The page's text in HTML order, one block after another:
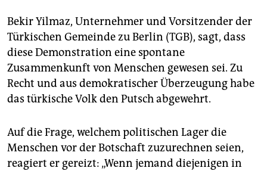
Bekir Yilmaz, Unternehmer und Vorsitzender der
Türkischen Gemeinde zu Berlin (TGB), sagt, dass
diese Demonstration eine spontane
Zusammenkunft von Menschen gewesen sei. Zu
Recht und aus demokratischer Überzeugung habe
das türkische Volk den Putsch abgewehrt.
Auf die Frage, welchem politischen Lager die
Menschen vor der Botschaft zuzurechnen seien,
reagiert er gereizt: „Wenn jemand diejenigen in